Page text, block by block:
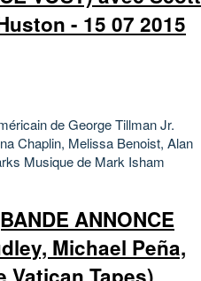
- 15 07 2015
de George Tillman Jr.
Chaplin, Melissa Benoist, Alan
Musique de Mark Isham
ANNONCE
Michael Peña,